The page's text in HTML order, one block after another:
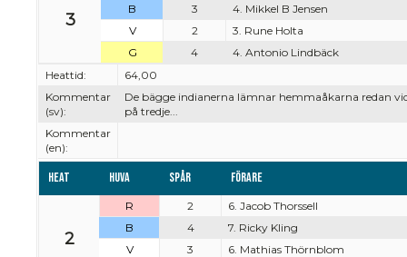
3
B
3
4. Mikkel B Jensen
V
2
3. Rune Holta
G
4
4. Antonio Lindbäck
Heattid:
64,00
Kommentar
(sv):
De bägge indianerna lämnar hemmaåkarna redan
på tredje...
Kommentar
(en):
Heat Huva Spår Förare
2
R 2
6. Jacob Thorssell
B
4
7. Ricky Kling
V
3
6. Mathias Thörnblom